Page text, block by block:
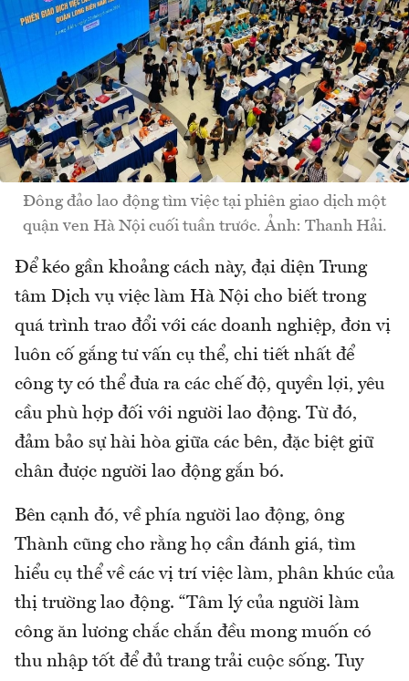
Đông đảo lao động tìm việc tại phiên giao dịch một
quận ven Hà Nội cuối tuần trước. Ảnh: Thanh Hải.
Để kéo gần khoảng cách này, đại diện Trung
tâm Dịch vụ việc làm Hà Nội cho biết trong
quá trình trao đổi với các doanh nghiệp, đơn vị
luôn cố gắng tư vấn cụ thể, chi tiết nhất để
công ty có thể đưa ra các chế độ, quyền lợi, yêu
cầu phù hợp đối với người lao động. Từ đó,
đảm bảo sự hài hòa giữa các bên, đặc biệt giữ
chân được người lao động gắn bó.
Bên cạnh đó, về phía người lao động, ông
Thành cũng cho rằng họ cần đánh giá, tìm
hiểu cụ thể về các vị trí việc làm, phân khúc của
thị trường lao động. “Tâm lý của người làm
công ăn lương chắc chắn đều mong muốn có
thu nhập tốt để đủ trang trải cuộc sống. Tuy